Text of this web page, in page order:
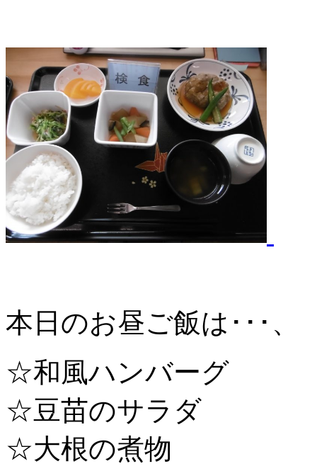
本日のお昼ご飯は･･･、
☆和風ハンバーグ
☆豆苗のサラダ
☆大根の煮物